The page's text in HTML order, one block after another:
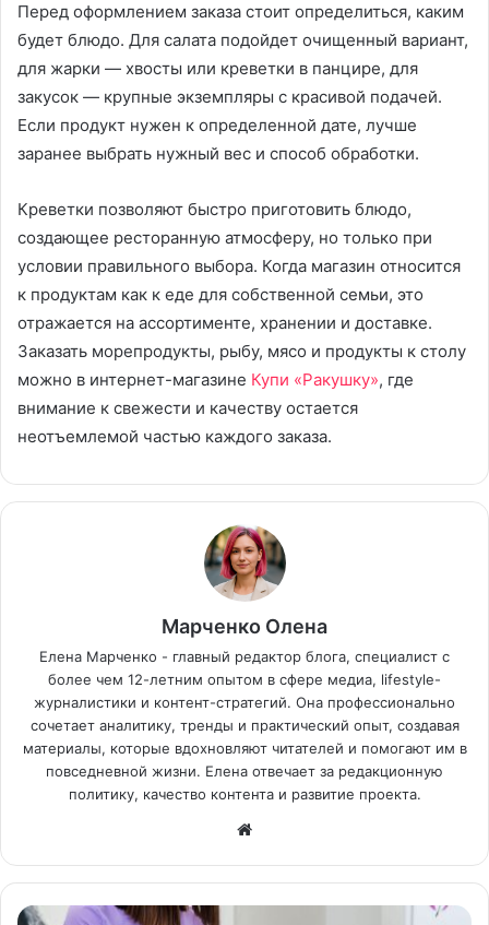
Перед оформлением заказа стоит определиться, каким
будет блюдо. Для салата подойдет очищенный вариант,
для жарки — хвосты или креветки в панцире, для
закусок — крупные экземпляры с красивой подачей.
Если продукт нужен к определенной дате, лучше
заранее выбрать нужный вес и способ обработки.
Креветки позволяют быстро приготовить блюдо,
создающее ресторанную атмосферу, но только при
условии правильного выбора. Когда магазин относится
к продуктам как к еде для собственной семьи, это
отражается на ассортименте, хранении и доставке.
Заказать морепродукты, рыбу, мясо и продукты к столу
можно в интернет-магазине Купи «Ракушку», где
внимание к свежести и качеству остается
неотъемлемой частью каждого заказа.
Марченко Олена
Елена Марченко - главный редактор блога, специалист с
более чем 12-летним опытом в сфере медиа, lifestyle-
журналистики и контент-стратегий. Она профессионально
сочетает аналитику, тренды и практический опыт, создавая
материалы, которые вдохновляют читателей и помогают им в
повседневной жизни. Елена отвечает за редакционную
политику, качество контента и развитие проекта.